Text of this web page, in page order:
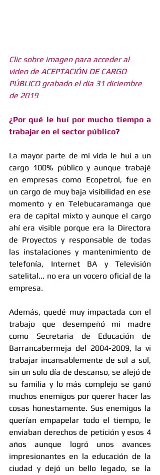
Clic sobre imagen para acceder al
video de ACEPTACIÓN DE CARGO
PÚBLICO grabado el día 31 diciembre
de 2019
¿Por qué le huí por mucho tiempo a
trabajar en el sector público?
La mayor parte de mi vida le hui a un
cargo 100% público y aunque trabajé
en empresas como Ecopetrol, fue en
un cargo de muy baja visibilidad en ese
momento y en Telebucaramanga que
era de capital mixto y aunque el cargo
ahí era visible porque era la Directora
de Proyectos y responsable de todas
las instalaciones y mantenimiento de
telefonía, Internet BA y Televisión
satelital... no era un vocero oficial de la
empresa.
Además, quedé muy impactada con el
trabajo que desempeñó mi madre
como Secretaria de Educación de
Barrancabermeja del 2004-2009, la vi
trabajar incansablemente de sol a sol,
sin un solo día de descanso, se alejó de
su familia y lo más complejo se ganó
muchos enemigos por querer hacer las
cosas honestamente. Sus enemigos la
querían empapelar todo el tiempo, le
enviaban derechos de petición y esos 4
años aunque logró unos avances
impresionantes en la educación de la
ciudad y dejó un bello legado, se la